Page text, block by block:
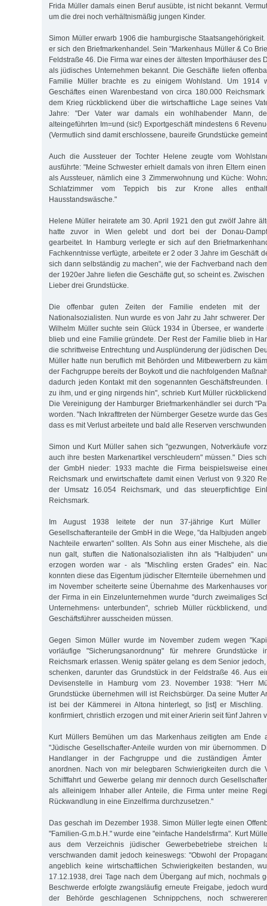
Frida Müller damals einen Beruf ausübte, ist nicht bekannt.
um die drei noch verhältnismäßig jungen Kinder.
Simon Müller erwarb 1906 die hamburgische
er sich den Briefmarkenhandel. Sein "Markenhaus Müller & Co
Feldstraße 46. Die Firma war eines der ältesten Importhäuser des
als jüdisches Unternehmen bekannt. Die Geschäfte liefen
Familie Müller brachte es zu einigem Wohlstand. Um 1914
Geschäftes einen Warenbestand von circa 180.000
dem Krieg rückblickend über die wirtschaftliche Lage seines
Jahre: "Der Vater war damals ein wohlhabender Mann,
alteingeführten Im=und (sic!) Exportgeschäft mindestens 6
(Vermutlich sind damit erschlossene, baureife Grundstücke
Auch die Aussteuer der Tochter Helene zeugte vom
ausführte: "Meine Schwester erhielt damals von ihren Eltern
als Aussteuer, nämlich eine 3 Zimmerwohnung und Küche:
Schlafzimmer vom Teppich bis zur Krone alles
Hausstandswäsche."
Helene Müller heiratete am 30. April 1921 den gut zwölf Jahre
hatte zuvor in Wien gelebt und dort bei der Donau-
gearbeitet. In Hamburg verlegte er sich auf den
Fachkenntnisse verfügte, arbeitete er 2 oder 3 Jahre im Geschäft
sich dann selbständig zu machen", wie der Fachverband nach
der 1920er Jahre liefen die Geschäfte gut, so scheint es.
Lieber drei Grundstücke.
Die offenbar guten Zeiten der Familie endeten mit der
Nationalsozialisten. Nun wurde es von Jahr zu Jahr schwerer.
Wilhelm Müller suchte sein Glück 1934 in Übersee, er
blieb und eine Familie gründete. Der Rest der Familie blieb in
die schrittweise Entrechtung und Ausplünderung der jüdischen
Müller hatte nun beruflich mit Behörden und Mitbewerbern zu
der Fachgruppe bereits der Boykott und die nachfolgenden
dadurch jeden Kontakt mit den sogenannten Geschäftsfreunden.
zu ihm, und er ging nirgends hin", schrieb Kurt Müller
Die Vereinigung der Hamburger Briefmarkenhändler sei durch
worden. "Nach Inkrafttreten der Nürnberger Gesetze wurde das
dass es mit Verlust arbeitete und bald alle Reserven
Simon und Kurt Müller sahen sich "gezwungen, Notverkäufe
auch ihre besten Markenartikel verschleudern" müssen." Dies
der GmbH nieder: 1933 machte die Firma beispielsweise
Reichsmark und erwirtschaftete damit einen Verlust von 9.320
der Umsatz 16.054 Reichsmark, und das steuerpflichtige
Reichsmark.
Im August 1938 leitete der nun 37-jährige Kurt Müller
Gesellschafteranteile der GmbH in die Wege, "da Halbjuden
Nachteile erwarten" sollten. Als Sohn aus einer Mischehe, als
nun galt, stuften die Nationalsozialisten ihn als "Halbjuden"
erzogen worden war - als "Mischling ersten Grades" ein.
konnten diese das Eigentum jüdischer Elternteile übernehmen
im November scheiterte seine Übernahme des Markenhauses
der Firma in ein Einzelunternehmen wurde "durch zweimaliges
Unternehmens‹ unterbunden", schrieb Müller rückblickend,
Geschäftsführer ausscheiden müssen.
Gegen Simon Müller wurde im November zudem wegen
vorläufige "Sicherungsanordnung" für mehrere Grundstücke
Reichsmark erlassen. Wenig später gelang es dem Senior
schenken, darunter das Grundstück in der Feldstraße 46. Aus
Devisenstelle in Hamburg vom 23. November 1938: "Herr
Grundstücke übernehmen will ist Reichsbürger. Da seine Mutter
ist bei der Kämmerei in Altona hinterlegt, so [ist] er Mischling.
konfirmiert, christlich erzogen und mit einer Arierin seit fünf Jahren
Kurt Müllers Bemühen um das Markenhaus zeitigten am Ende
"Jüdische Gesellschafter-Anteile wurden von mir übernommen.
Handlanger in der Fachgruppe und die zuständigen Ämter
anordnen. Nach von mir belegbaren Schwierigkeiten durch die
Schifffahrt und Gewerbe gelang mir dennoch durch
als alleinigem Inhaber aller Anteile, die Firma unter meine
Rückwandlung in eine Einzelfirma durchzusetzen."
Das geschah im Dezember 1938. Simon Müller legte einen
"Familien-G.m.b.H." wurde eine "einfache Handelsfirma". Kurt
aus dem Verzeichnis jüdischer Gewerbebetriebe streichen
verschwanden damit jedoch keineswegs: "Obwohl der
angeblich keine wirtschaftlichen Schwierigkeiten bestanden,
17.12.1938, drei Tage nach dem Übergang auf mich, nochmals
Beschwerde erfolgte zwangsläufig erneute Freigabe, jedoch
der Behörde geschlagenen Schnippchens, noch